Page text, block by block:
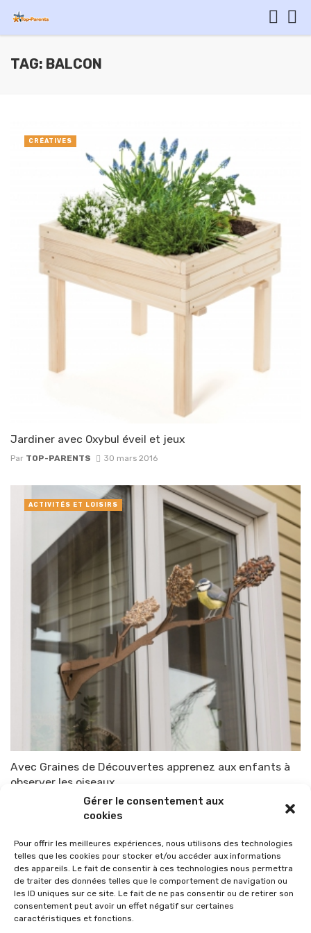
Gérer le consentement aux
cookies
Pour offrir les meilleures expériences, nous utilisons des technologies
telles que les cookies pour stocker et/ou accéder aux informations
des appareils. Le fait de consentir à ces technologies nous permettra
de traiter des données telles que le comportement de navigation ou
les ID uniques sur ce site. Le fait de ne pas consentir ou de retirer son
consentement peut avoir un effet négatif sur certaines
caractéristiques et fonctions.
TAG: BALCON
Jardiner avec Oxybul éveil et jeux
Par TOP-PARENTS 30 mars 2016
CRÉATIVES
Avec Graines de Découvertes apprenez aux enfants à
observer les oiseaux
TOP-PARENTS 19 mars 2015
ACTIVITÉS ET LOISIRS